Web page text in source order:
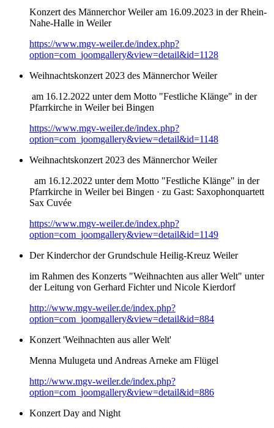
Konzert des Männerchor Weiler am 16.09.2023 in der Rhein-
Nahe-Halle in Weiler
https://www.mgv-weiler.de/index.php?
option=com_joomgallery&view=detail&id=1128
Weihnachtskonzert 2023 des Männerchor Weiler
am 16.12.2022 unter dem Motto "Festliche Klänge" in der
Pfarrkirche in Weiler bei Bingen
https://www.mgv-weiler.de/index.php?
option=com_joomgallery&view=detail&id=1148
Weihnachtskonzert 2023 des Männerchor Weiler
am 16.12.2022 unter dem Motto "Festliche Klänge" in der
Pfarrkirche in Weiler bei Bingen · zu Gast: Saxophonquartett
Sax Cuvée
https://www.mgv-weiler.de/index.php?
option=com_joomgallery&view=detail&id=1149
Der Kinderchor der Grundschule Heilig-Kreuz Weiler
im Rahmen des Konzerts "Weihnachten aus aller Welt" unter
der Leitung von Gerhard Fichter und Nicole Kierdorf
http://www.mgv-weiler.de/index.php?
option=com_joomgallery&view=detail&id=884
Konzert 'Weihnachten aus aller Welt'
Menna Mulugeta und Andreas Arneke am Flügel
http://www.mgv-weiler.de/index.php?
option=com_joomgallery&view=detail&id=886
Konzert Day and Night